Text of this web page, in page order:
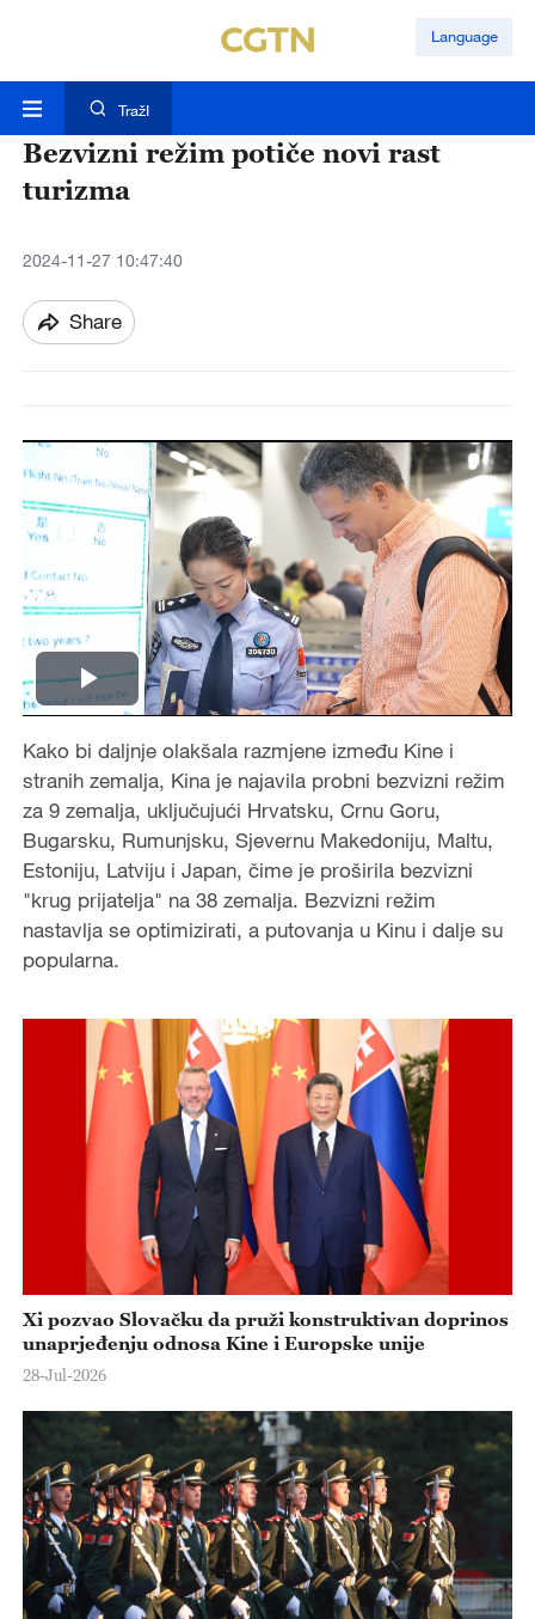
Language
TražI
Bezvizni režim potiče novi rast
turizma
2024-11-27 10:47:40
Share
P
l
a
y
V
i
d
e
o
Kako bi daljnje olakšala razmjene između Kine i
stranih zemalja, Kina je najavila probni bezvizni režim
za 9 zemalja, uključujući Hrvatsku, Crnu Goru,
Bugarsku, Rumunjsku, Sjevernu Makedoniju, Maltu,
Estoniju, Latviju i Japan, čime je proširila bezvizni
"krug prijatelja" na 38 zemalja. Bezvizni režim
nastavlja se optimizirati, a putovanja u Kinu i dalje su
popularna.
Xi pozvao Slovačku da pruži konstruktivan doprinos
unaprjeđenju odnosa Kine i Europske unije
28-Jul-2026